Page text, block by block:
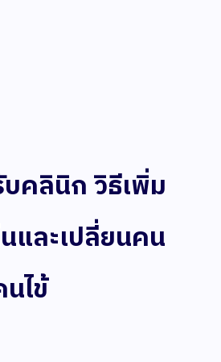
คลินิก วิธีเพิ่ม
และเปลี่ยนคน
ไข้